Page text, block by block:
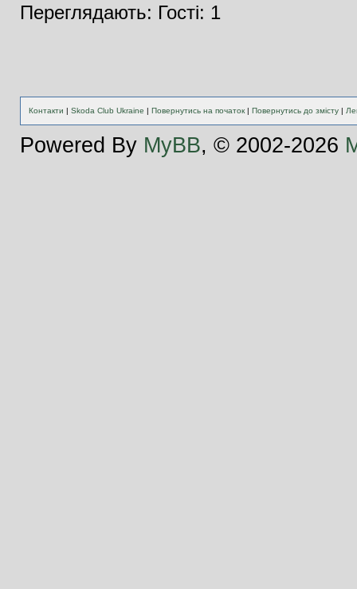
Переглядають: Гості: 1
Контакти | Skoda Club Ukraine | Повернутись на початок| Повернутись до змісту|
Powered By MyBB, © 2002-2026